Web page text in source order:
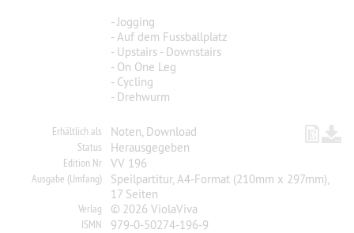
- Jogging
- Auf dem Fussballplatz
- Upstairs - Downstairs
- On One Leg
- Cycling
- Drehwurm
Erhältlich als Noten, Download
Status Herausgegeben
Edition Nr VV 196
Ausgabe (Umfang)
Speilpartitur, A4-Format (210mm x 297mm),
17 Seiten
Verlag © 2026 ViolaViva
ISMN
979-0-50274-196-9